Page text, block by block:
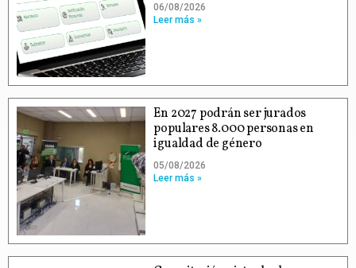
06/08/2026
Leer más »
En 2027 podrán ser jurados
populares 8.000 personas en
igualdad de género
05/08/2026
Leer más »